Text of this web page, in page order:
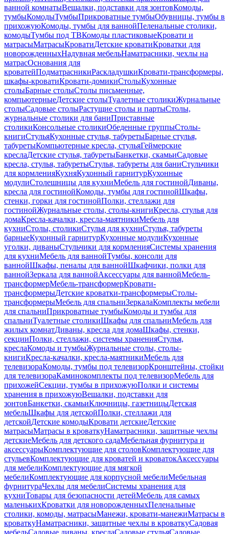
ванной комнатыВешалки, подставки для зонтовКомоды,
тумбыКомодыТумбыПрикроватные тумбыОбувницы, тумбы в
прихожуюКомоды, тумбы для ваннойПеленальные столики,
комодыТумбы под ТВКомоды пластиковыеКровати и
матрасыМатрасыКроватиДетские кроватиКроватки для
новорожденныхНадувная мебельНаматрасники, чехлы на
матрасОснования для
кроватейПодматрасникиРаскладушкиКровати-трансформеры,
шкафы-кроватиКровати-домикиСтолыКухонные
столыБарные столыСтолы письменные,
компьютерныеДетские столыТуалетные столикиЖурнальные
столыСадовые столыРастущие столы и партыСтолы,
журнальные столики для баниПриставные
столикиКонсольные столикиОбеденные группыСтолы-
книгиСтульяКухонные стулья, табуретыБарные стулья,
табуретыКомпьютерные кресла, стульяГеймерские
креслаДетские стулья, табуретыБанкетки, скамьиСадовые
кресла, стулья, табуретыСтулья, табуреты для баниСтульчики
для кормленияКухняКухонный гарнитурКухонные
модулиСтолешницы для кухниМебель для гостинойДиваны,
кресла для гостинойКомоды, тумбы для гостинойШкафы,
стенки, горки для гостинойПолки, стеллажи для
гостинойЖурнальные столы, столы-книгиКресла, стулья для
домаКресла-качалки, кресла-маятникиМебель для
кухниСтолы, столикиСтулья для кухниСтулья, табуреты
барныеКухонный гарнитурКухонные модулиКухонные
уголки, диваныСтульчики для кормленияСистемы хранения
для кухниМебель для ваннойТумбы, консоли для
ваннойШкафы, пеналы для ваннойШкафчики, полки для
ваннойЗеркала для ваннойАксессуары для ваннойМебель-
трансформерМебель-трансформерКровати-
трансформерыДетские кроватки-трансформерыСтолы-
трансформерыМебель для спальниЗеркалаКомплекты мебели
для спальниПрикроватные тумбыКомоды и тумбы для
спальниТуалетные столикиШкафы для спальниМебель для
жилых комнатДиваны, кресла для домаШкафы, стенки,
секцииПолки, стеллажи, системы храненияСтулья,
креслаКомоды и тумбыЖурнальные столы, столы-
книгиКресла-качалки, кресла-маятникиМебель для
телевизораКомоды, тумбы под телевизорКронштейны, стойки
для телевизораКаминокомплекты под телевизорМебель для
прихожейСекции, тумбы в прихожуюПолки и системы
хранения в прихожуюВешалки, подставки для
зонтовБанкетки, скамьиКлючницы, газетницыДетская
мебельШкафы для детскойПолки, стеллажи для
детскойДетские комодыКровати детскиеДетские
матрасыМатрасы в кроваткуНаматрасники, защитные чехлы
детскиеМебель для детского садаМебельная фурнитура и
аксессуарыКомплектующие для столовКомплектующие для
стульевКомплектующие для кроватей и кроватокАксессуары
для мебелиКомплектующие для мягкой
мебелиКомплектующие для корпусной мебелиМебельная
фурнитураЧехлы для мебелиСистемы хранения для
кухниТовары для безопасности детейМебель для самых
маленькихКроватки для новорожденныхПеленальные
столики, комоды, матрасыМанежи, кровати-манежиМатрасы в
кроваткуНаматрасники, защитные чехлы в кроваткуСадовая
мебельСадовые диваны, креслаСадовые стульяСадовые,